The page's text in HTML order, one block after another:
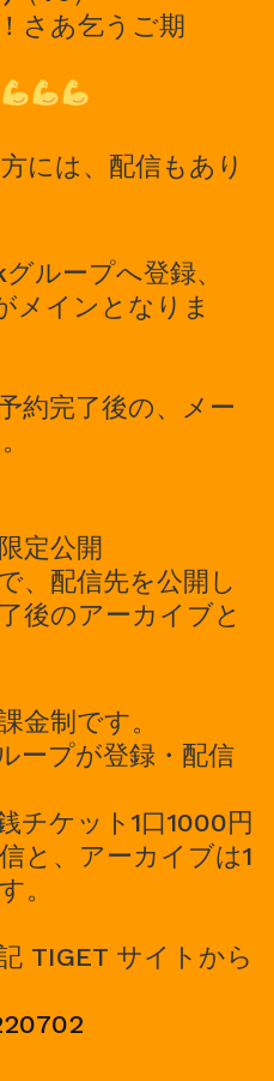
さあ乞うご期
には、配信もあり
ループへ登録、
メインとなりま
約完了後の、メー
定公開
、配信先を公開し
後のアーカイブと
金制です。
ープが登録・配信
チケット1口1000円
と、アーカイブは1
。
TIGET サイトから